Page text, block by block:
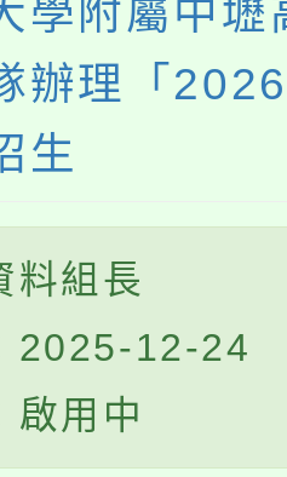
學附屬中壢
辦理「
生
料組長
2025-12-24
啟用中